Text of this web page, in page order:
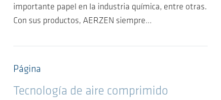
importante papel en la industria química, entre otras.
Con sus productos, AERZEN siempre…
Página
Tecnología de aire comprimido